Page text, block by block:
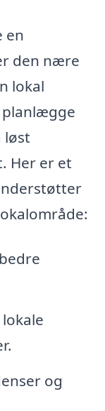
en
den nære
lokal
løst
Her er et
og